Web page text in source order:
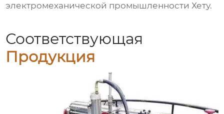
электромеханической промышленности Хету.
Соответствующая
Продукция